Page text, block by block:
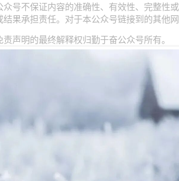
众号不保证内容的准确性、有效性、完整性
结果承担责任。对于本公众号链接到的其他
责声明的最终解释权归勤于奋公众号所有。